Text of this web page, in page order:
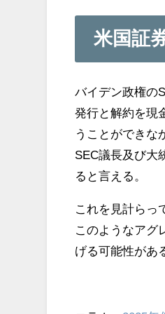
米国証
バイデン政権の
発行と解約を現
うことができな
SEC議長及び大
ると言える。
これを見計らっ
このようなアグ
げる可能性があ